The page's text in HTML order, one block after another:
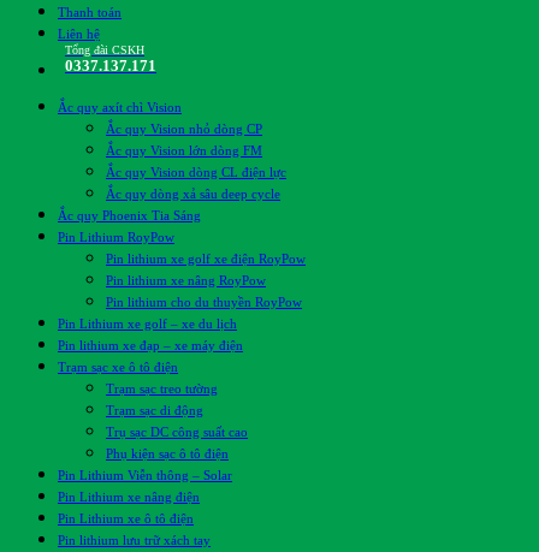
Thanh toán
Liên hệ
Tổng đài CSKH
0337.137.171
Ắc quy axít chì Vision
Ắc quy Vision nhỏ dòng CP
Ắc quy Vision lớn dòng FM
Ắc quy Vision dòng CL điện lực
Ắc quy dòng xả sâu deep cycle
Ắc quy Phoenix Tia Sáng
Pin Lithium RoyPow
Pin lithium xe golf xe điện RoyPow
Pin lithium xe nâng RoyPow
Pin lithium cho du thuyền RoyPow
Pin Lithium xe golf – xe du lịch
Pin lithium xe đạp – xe máy điện
Trạm sạc xe ô tô điện
Trạm sạc treo tường
Trạm sạc di động
Trụ sạc DC công suất cao
Phụ kiện sạc ô tô điện
Pin Lithium Viễn thông – Solar
Pin Lithium xe nâng điện
Pin Lithium xe ô tô điện
Pin lithium lưu trữ xách tay